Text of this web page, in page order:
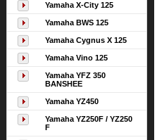
Yamaha X-City 125
Yamaha BWS 125
Yamaha Cygnus X 125
Yamaha Vino 125
Yamaha YFZ 350
BANSHEE
Yamaha YZ450
Yamaha YZ250F / YZ250
F